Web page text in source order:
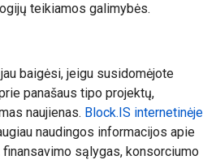
teikiamos galimybės.
baigėsi, jeigu susidomėjote
panašaus tipo projektų,
naujienas. Block.IS internetinėje
naudingos informacijos apie
sąlygas, konsorciumo